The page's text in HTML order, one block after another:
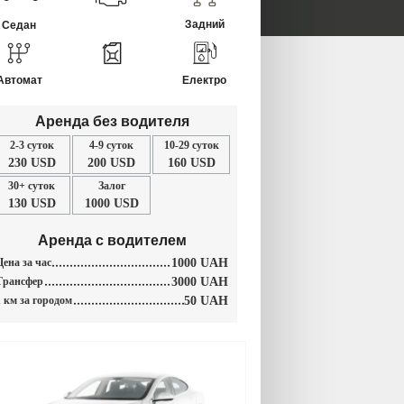
Седан Задний
Електро
Аренда без водителя
2-3 суток
230 USD
4-9 суток
200 USD
10-29 суток
160 USD
30+ суток
130 USD
Залог
1000 USD
Аренда с водителем
за час 1000 UAH
3000 UAH
км за городом 50 UAH